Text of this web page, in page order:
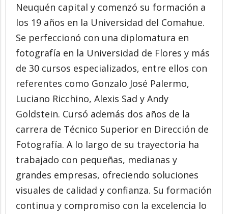
Neuquén capital y comenzó su formación a
los 19 años en la Universidad del Comahue.
Se perfeccionó con una diplomatura en
fotografía en la Universidad de Flores y más
de 30 cursos especializados, entre ellos con
referentes como Gonzalo José Palermo,
Luciano Ricchino, Alexis Sad y Andy
Goldstein. Cursó además dos años de la
carrera de Técnico Superior en Dirección de
Fotografía. A lo largo de su trayectoria ha
trabajado con pequeñas, medianas y
grandes empresas, ofreciendo soluciones
visuales de calidad y confianza. Su formación
continua y compromiso con la excelencia lo